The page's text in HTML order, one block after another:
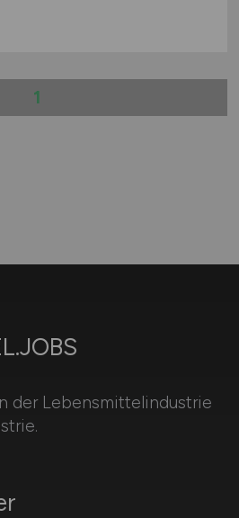
1
der Lebensmittelindustrie